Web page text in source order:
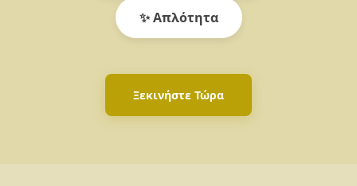
✨ Απλότητα
Ξεκινήστε Τώρα